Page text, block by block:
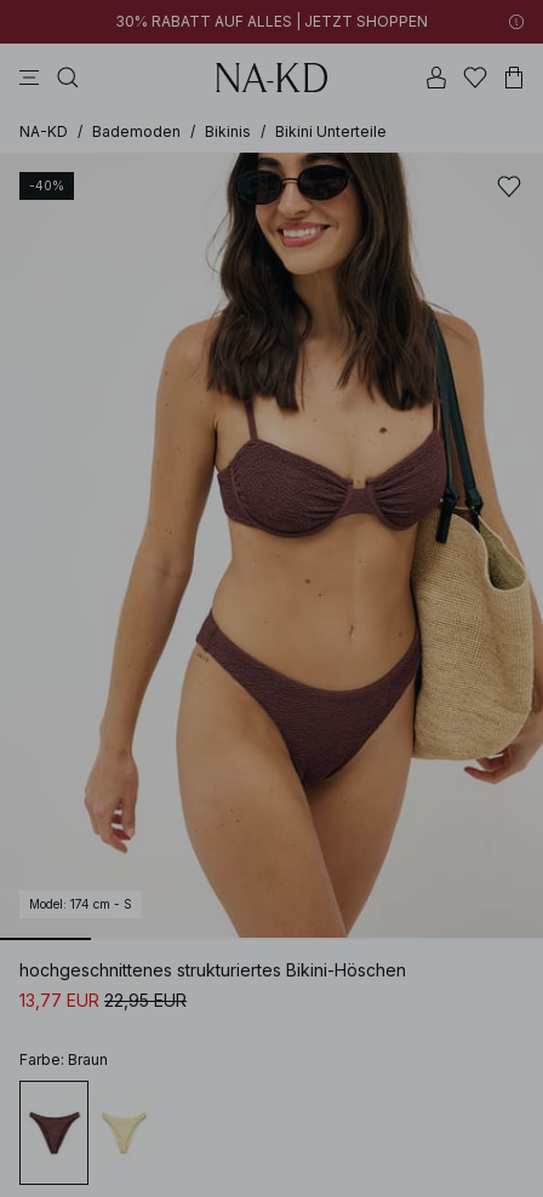
30% RABATT AUF ALLES | JETZT SHOPPEN
NA-KD / Bademoden / Bikinis / Bikini Unterteile
-40%
Model : 174 cm - S
hochgeschnittenes strukturiertes Bikini-Höschen
13,77 EUR 22,95 EUR
Farbe: Braun